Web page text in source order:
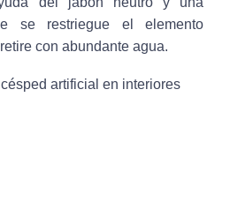
se restriegue el elemento
con abundante agua.